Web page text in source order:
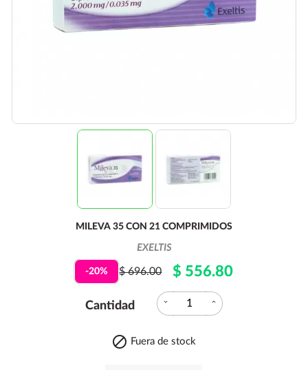
MILEVA 35 CON 21 COMPRIMIDOS
EXELTIS
-20% $ 696.00 $ 556.80
Cantidad expand_more expand_less
 Fuera de stock